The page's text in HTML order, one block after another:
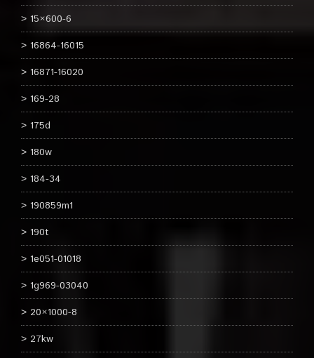
15×600-6
16864-16015
16871-16020
169-28
175d
180w
184-34
190859m1
190t
1e051-01018
1g969-03040
20×1000-8
27kw